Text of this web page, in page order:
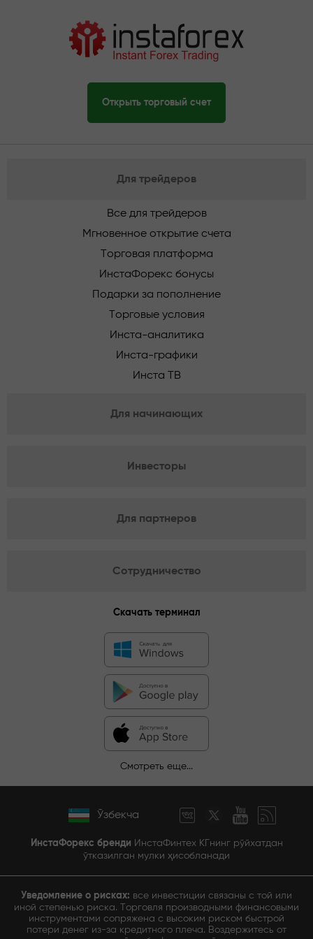
Открыть торговый счет
Для трейдеров
Все для трейдеров
Мгновенное открытие счета
Торговая платформа
ИнстаФорекс бонусы
Подарки за пополнение
Торговые условия
Инста-аналитика
Инста-графики
Инста ТВ
Для начинающих
Инвесторы
Для партнеров
Сотрудничество
Скачать терминал
Смотреть еще...
Ўзбекча
ИнстаФорекс бренди ИнстаФинтех КГнинг рўйхатдан
ўтказилган мулки ҳисобланади
Уведомление о рисках: все инвестиции связаны с той или
иной степенью риска. Торговля производными финансовыми
инструментами сопряжена с высоким риском быстрой
потери денег из-за кредитного плеча. Воздержитесь от